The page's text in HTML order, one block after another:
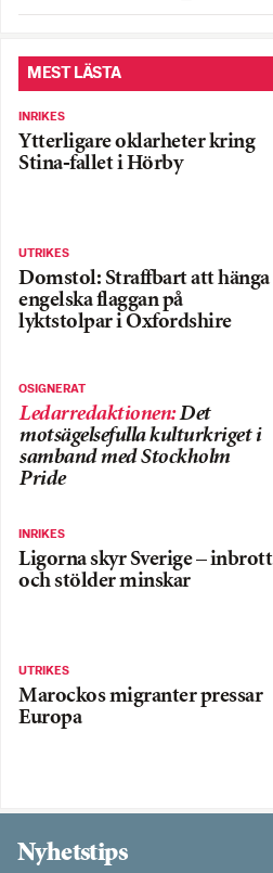
MEST LÄSTA
INRIKES
Ytterligare oklarheter kring
Stina-fallet i Hörby
UTRIKES
Domstol: Straffbart att hänga
engelska flaggan på
lyktstolpar i Oxfordshire
OSIGNERAT
Ledarredaktionen:Det
motsägelsefulla kulturkriget i
samband med Stockholm
Pride
INRIKES
Ligorna skyr Sverige – inbrott
och stölder minskar
UTRIKES
Marockos migranter pressar
Europa
Nyhetstips